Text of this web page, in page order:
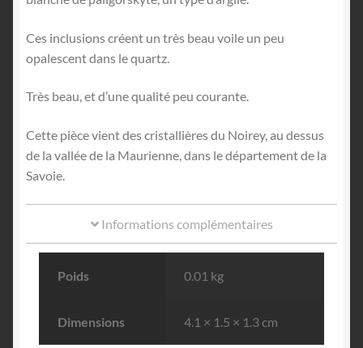
Ces inclusions créent un très beau voile un peu
opalescent dans le quartz.
Très beau, et d’une qualité peu courante.
Cette pièce vient des cristallières du Noirey, au dessus
de la vallée de la Maurienne, dans le département de la
Savoie.
Informations complémentaires
Poids 0.01 kg
Dimensions 4.1 × 1.5 × 1.3 cm